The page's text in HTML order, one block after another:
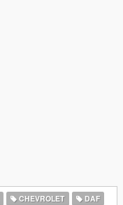
CHEVROLET
DAF